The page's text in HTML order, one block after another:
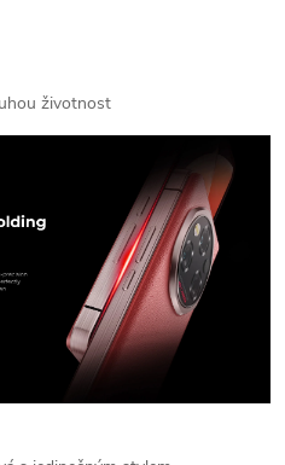
životnost